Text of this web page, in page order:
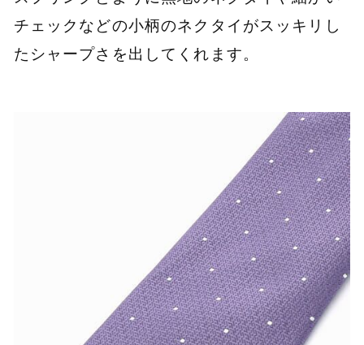
チェックなどの小柄のネクタイがスッキリし
たシャープさを出してくれます。